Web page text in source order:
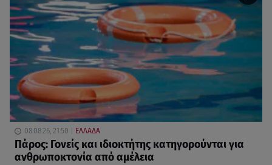
08.08.26, 21:50 ΕΛΛΑΔΑ
Πάρος: Γονείς και ιδιοκτήτης κατηγορούνται για
ανθρωποκτονία από αμέλεια